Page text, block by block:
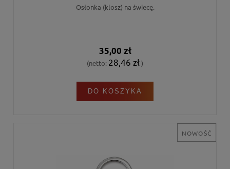
Osłonka (klosz) na świecę.
35,00 zł
(netto: 28,46 zł)
DO KOSZYKA
NOWOŚĆ